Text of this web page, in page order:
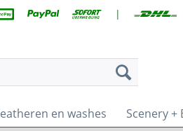
|
en washes Scenery +